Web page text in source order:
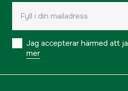
Jag accepterar härmed att
mer